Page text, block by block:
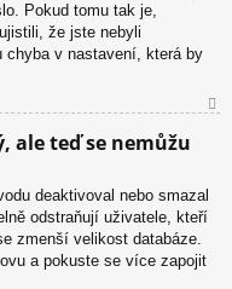
Pokud tomu tak je,
že jste nebyli
chyba v nastavení, která by
u
ale teď se nemůžu
deaktivoval nebo smazal
odstraňují uživatele, kteří
zmenší velikost databáze.
a pokuste se více zapojit